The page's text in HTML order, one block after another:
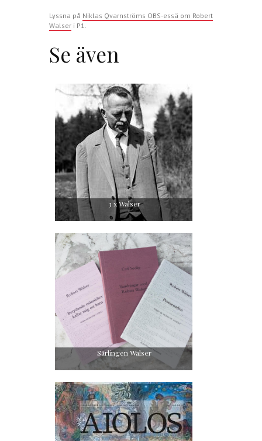
Lyssna på Niklas Qvarnströms OBS-essä om Robert
Walser i P1.
Se även
3 x Walser
Särlingen Walser